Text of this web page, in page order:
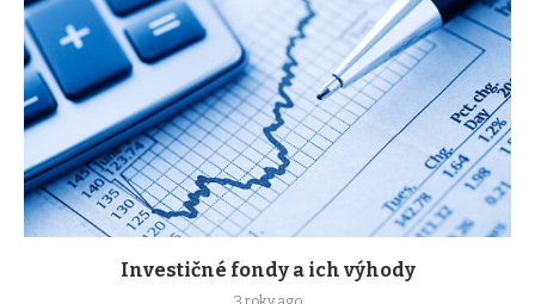
Investičné fondy a ich výhody